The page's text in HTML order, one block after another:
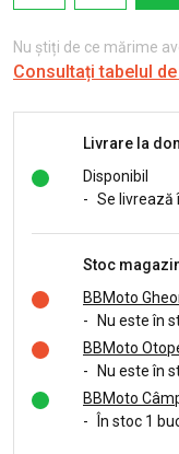
Nu știți de ce mărime
Consultați tabelul
Livrare la
Disponibil
- Se livrează
Stoc
BBMoto
-
Nu este în
BBMoto
-
Nu este în
BBMoto
-
În stoc 1